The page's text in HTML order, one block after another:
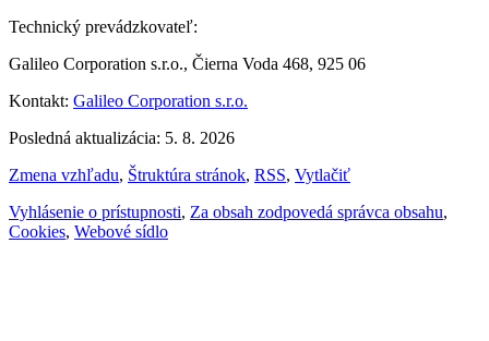
Technický prevádzkovateľ:
Galileo Corporation s.r.o., Čierna Voda 468, 925 06
Kontakt: Galileo Corporation s.r.o.
Posledná aktualizácia: 5. 8. 2026
Zmena vzhľadu, Štruktúra stránok, RSS, Vytlačiť
Vyhlásenie o prístupnosti, Za obsah zodpovedá správca obsahu,
Cookies, Webové sídlo